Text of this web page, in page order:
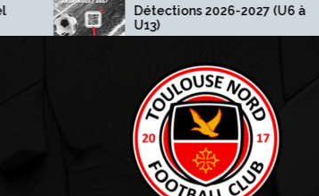
Détections 2026-2027 (U6 à
U13)